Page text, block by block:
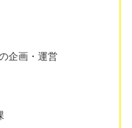
企画・運営